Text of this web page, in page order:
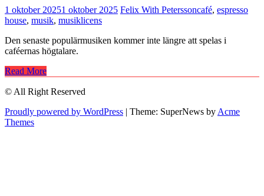
1 oktober 20251 oktober 2025 Felix With Peterssoncafé, espresso
house, musik, musiklicens
Den senaste populärmusiken kommer inte längre att spelas i
caféernas högtalare.
Read More
© All Right Reserved
Proudly powered by WordPress | Theme: SuperNews by Acme
Themes